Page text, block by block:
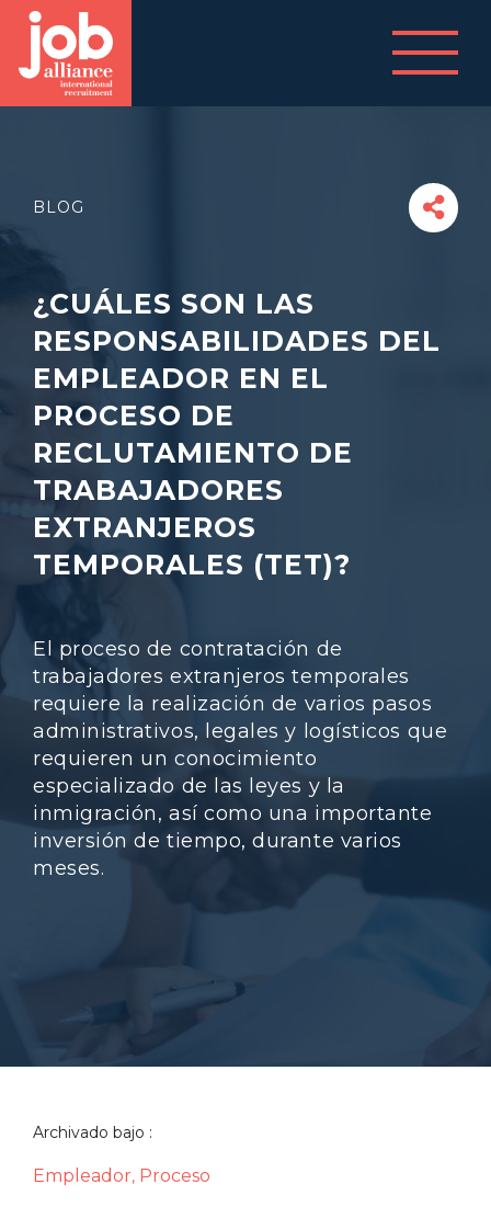
BLOG
¿CUÁLES SON LAS
RESPONSABILIDADES DEL
EMPLEADOR EN EL
PROCESO DE
RECLUTAMIENTO DE
TRABAJADORES
EXTRANJEROS
TEMPORALES (TET)?
El proceso de contratación de
trabajadores extranjeros temporales
requiere la realización de varios pasos
administrativos, legales y logísticos que
requieren un conocimiento
especializado de las leyes y la
inmigración, así como una importante
inversión de tiempo, durante varios
meses.
Archivado bajo :
Empleador, Proceso